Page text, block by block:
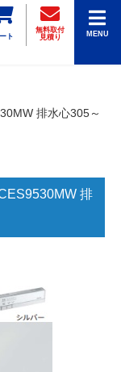
ト
無料取付
見積り
MENU
排水心305～
排